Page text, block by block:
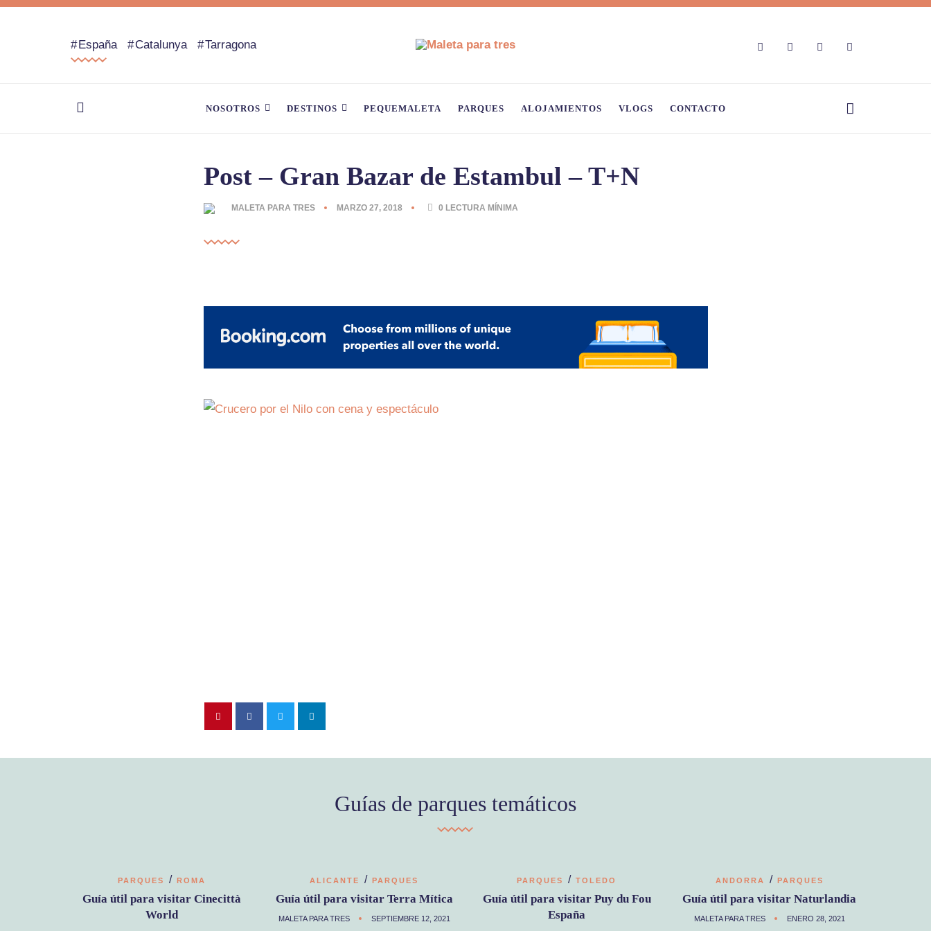
España Catalunya Tarragona
NOSOTROS DESTINOS PEQUEMALETA PARQUES ALOJAMIENTOS VLOGS CONTACTO
Post – Gran Bazar de Estambul – T+N
MALETA PARA TRES MARZO 27, 2018 0 LECTURA MÍNIMA
Guías de parques temáticos
PARQUES / ROMA
Guía útil para visitar Cinecittà
World
ALICANTE / PARQUES
Guía útil para visitar Terra Mítica
MALETA PARA TRES SEPTIEMBRE 12, 2021
PARQUES / TOLEDO
Guía útil para visitar Puy du Fou
España
ANDORRA / PARQUES
Guía útil para visitar Naturlandia
MALETA PARA TRES ENERO 28, 2021